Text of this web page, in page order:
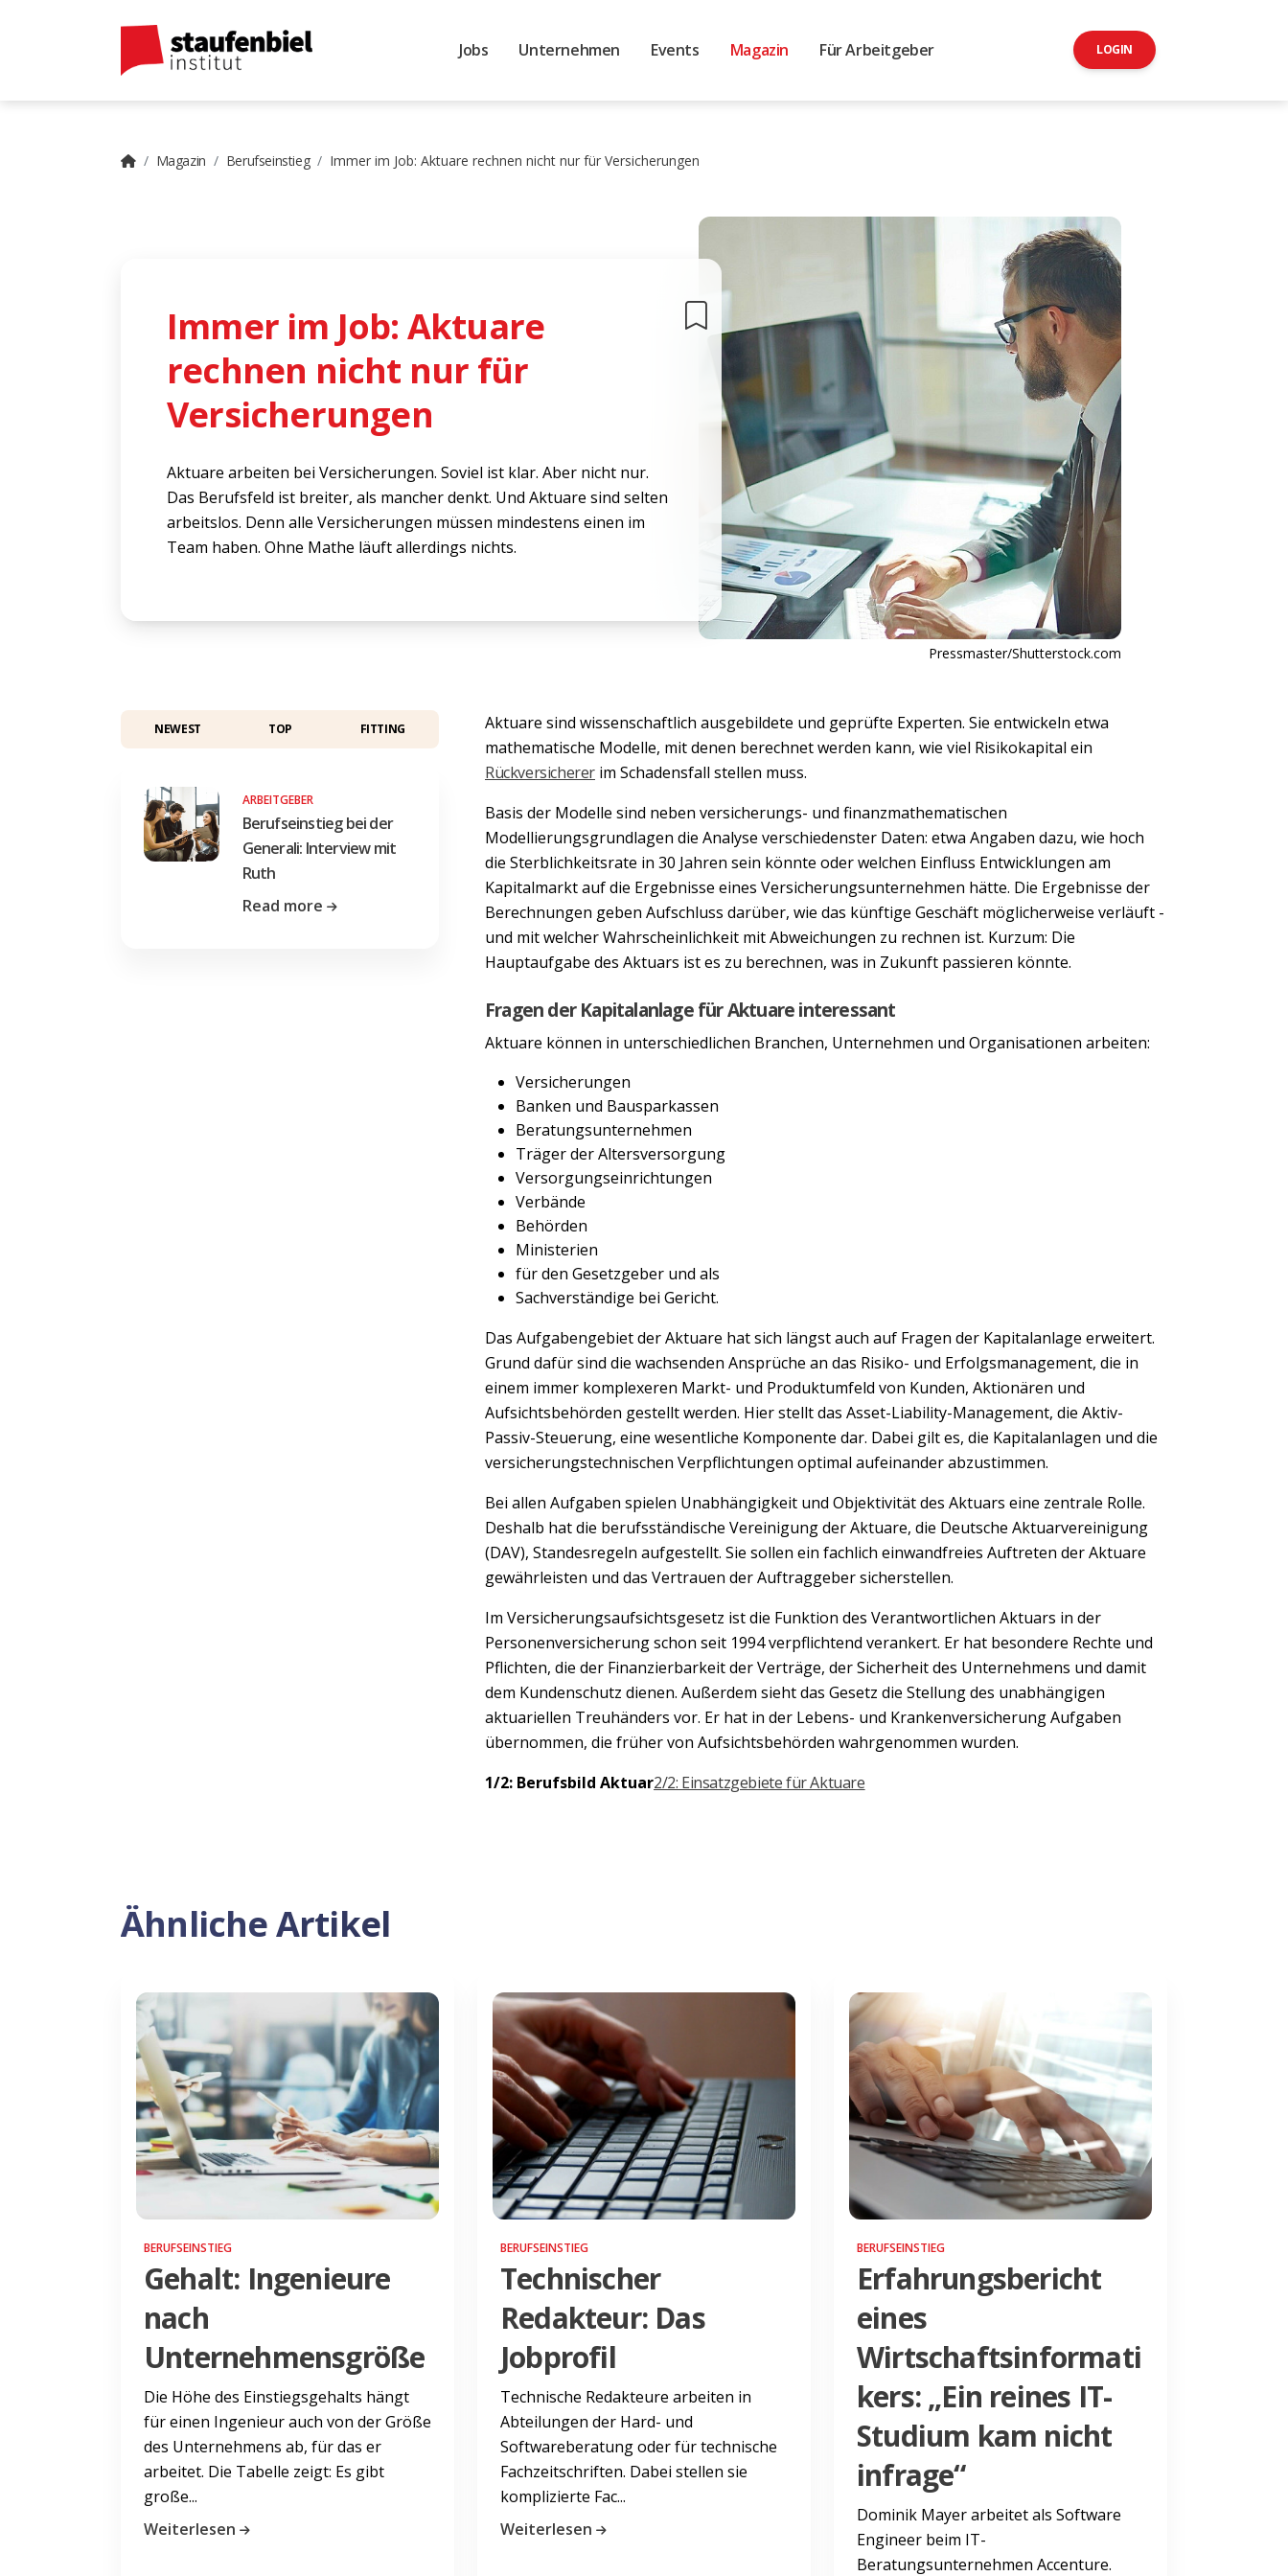
Jobs Unternehmen Events Magazin Für Arbeitgeber LOGIN
Magazin Berufseinstieg Immer im Job: Aktuare rechnen nicht nur für Versicherungen
Immer im Job: Aktuare
rechnen nicht nur für
Versicherungen
Aktuare arbeiten bei Versicherungen. Soviel ist klar. Aber nicht nur.
Das Berufsfeld ist breiter, als mancher denkt. Und Aktuare sind selten
arbeitslos. Denn alle Versicherungen müssen mindestens einen im
Team haben. Ohne Mathe läuft allerdings nichts.
Pressmaster/Shutterstock.com
NEWEST TOP FITTING
ARBEITGEBER
Berufseinstieg bei der
Generali: Interview mit
Ruth
Read more
Aktuare sind wissenschaftlich ausgebildete und geprüfte Experten. Sie entwickeln etwa
mathematische Modelle, mit denen berechnet werden kann, wie viel Risikokapital ein
Rückversicherer im Schadensfall stellen muss.
Basis der Modelle sind neben versicherungs- und finanzmathematischen
Modellierungsgrundlagen die Analyse verschiedenster Daten: etwa Angaben dazu, wie hoch
die Sterblichkeitsrate in 30 Jahren sein könnte oder welchen Einfluss Entwicklungen am
Kapitalmarkt auf die Ergebnisse eines Versicherungsunternehmen hätte. Die Ergebnisse der
Berechnungen geben Aufschluss darüber, wie das künftige Geschäft möglicherweise verläuft -
und mit welcher Wahrscheinlichkeit mit Abweichungen zu rechnen ist. Kurzum: Die
Hauptaufgabe des Aktuars ist es zu berechnen, was in Zukunft passieren könnte.
Fragen der Kapitalanlage für Aktuare interessant
Aktuare können in unterschiedlichen Branchen, Unternehmen und Organisationen arbeiten:
Versicherungen
Banken und Bausparkassen
Beratungsunternehmen
Träger der Altersversorgung
Versorgungseinrichtungen
Verbände
Behörden
Ministerien
für den Gesetzgeber und als
Sachverständige bei Gericht.
Das Aufgabengebiet der Aktuare hat sich längst auch auf Fragen der Kapitalanlage erweitert.
Grund dafür sind die wachsenden Ansprüche an das Risiko- und Erfolgsmanagement, die in
einem immer komplexeren Markt- und Produktumfeld von Kunden, Aktionären und
Aufsichtsbehörden gestellt werden. Hier stellt das Asset-Liability-Management, die Aktiv-
Passiv-Steuerung, eine wesentliche Komponente dar. Dabei gilt es, die Kapitalanlagen und die
versicherungstechnischen Verpflichtungen optimal aufeinander abzustimmen.
Bei allen Aufgaben spielen Unabhängigkeit und Objektivität des Aktuars eine zentrale Rolle.
Deshalb hat die berufsständische Vereinigung der Aktuare, die Deutsche Aktuarvereinigung
(DAV), Standesregeln aufgestellt. Sie sollen ein fachlich einwandfreies Auftreten der Aktuare
gewährleisten und das Vertrauen der Auftraggeber sicherstellen.
Im Versicherungsaufsichtsgesetz ist die Funktion des Verantwortlichen Aktuars in der
Personenversicherung schon seit 1994 verpflichtend verankert. Er hat besondere Rechte und
Pflichten, die der Finanzierbarkeit der Verträge, der Sicherheit des Unternehmens und damit
dem Kundenschutz dienen. Außerdem sieht das Gesetz die Stellung des unabhängigen
aktuariellen Treuhänders vor. Er hat in der Lebens- und Krankenversicherung Aufgaben
übernommen, die früher von Aufsichtsbehörden wahrgenommen wurden.
1/2: Berufsbild Aktuar2/2: Einsatzgebiete für Aktuare
Ähnliche Artikel
BERUFSEINSTIEG
Gehalt: Ingenieure
nach
Unternehmensgröße
Die Höhe des Einstiegsgehalts hängt
für einen Ingenieur auch von der Größe
des Unternehmens ab, für das er
arbeitet. Die Tabelle zeigt: Es gibt
große...
Weiterlesen
BERUFSEINSTIEG
Technischer
Redakteur: Das
Jobprofil
Technische Redakteure arbeiten in
Abteilungen der Hard- und
Softwareberatung oder für technische
Fachzeitschriften. Dabei stellen sie
komplizierte Fac...
Weiterlesen
BERUFSEINSTIEG
Erfahrungsbericht
eines
Wirtschaftsinformati
kers: „Ein reines IT-
Studium kam nicht
infrage“
Dominik Mayer arbeitet als Software
Engineer beim IT-
Beratungsunternehmen Accenture.